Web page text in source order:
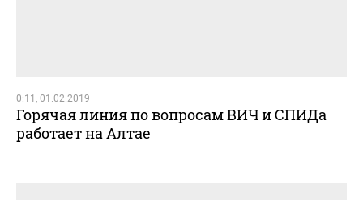
0:11, 01.02.2019
Горячая линия по вопросам ВИЧ и СПИДа
работает на Алтае